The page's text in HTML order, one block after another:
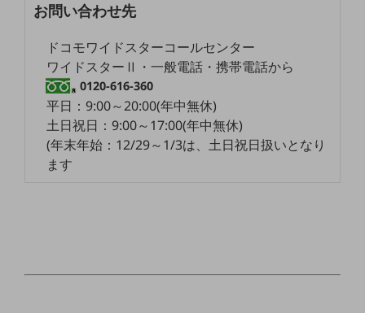
モビリティ
製造・建設業
キーワードで探す
モバイルTOP
お問い合わせ先
ドコモワイドスターコールセンター
ワイドスターⅡ・一般電話・携帯電話から
0120-616-360
平日：9:00～20:00(年中無休)
土日祝日：9:00～17:00(年中無休)
(年末年始：12/29～1/3は、土日祝日扱いとなり
ます